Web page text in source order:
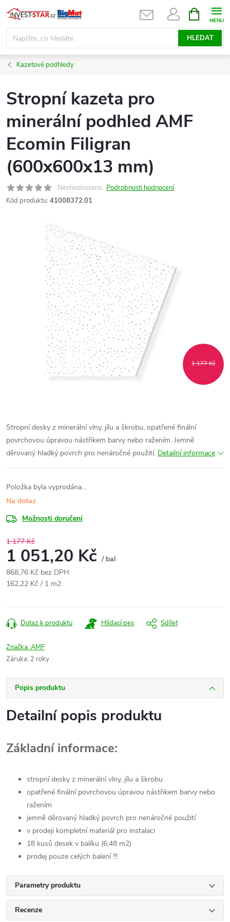
Přejít
na
obsah
HLEDAT
NÁKUPNÍ
KOŠÍK
Kazetové podhledy
Stropní kazeta pro
minerální podhled AMF
Ecomin Filigran
(600x600x13 mm)
Neohodnoceno Podrobnosti hodnocení
Kód produktu: 41008372.01
1 177 Kč
Stropní desky z minerální vlny, jílu a škrobu, opatřené finální
povrchovou úpravou nástřikem barvy nebo ražením. Jemně
děrovaný hladký povrch pro nenáročné použití. Detailní informace
Položka byla vyprodána…
Na dotaz
Možnosti doručení
1 177 Kč
1 051,20 Kč / bal
868,76 Kč bez DPH
Měrná
162,22 Kč / 1 m2
Dotaz k produktu Hlídací pes Sdílet
Značka:AMF
Záruka: 2 roky
Popis produktu
Detailní popis produktu
Základní informace:
stropní desky z minerální vlny, jílu a škrobu
opatřené finální povrchovou úpravou nástřikem barvy nebo
ražením
jemně děrovaný hladký povrch pro nenáročné použití
v prodeji kompletní materiál pro instalaci
18 kusů desek v balíku (6,48 m2)
prodej pouze celých balení !!!
Parametry produktu
Recenze